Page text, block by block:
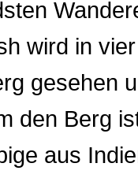
wird in
gesehen
den Berg
aus